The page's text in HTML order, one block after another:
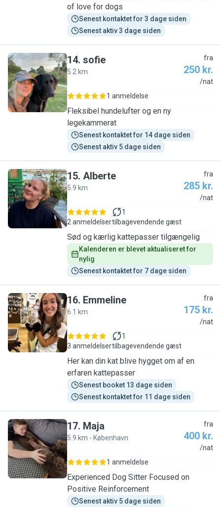
of love for dogs
Senest kontaktet for 3 dage siden
Senest aktiv 3 dage siden
S
14. sofie
5.2 km
fra
250 kr.
/nat
1 anmeldelse
Fleksibel hundelufter og en ny
legekammerat
Senest kontaktet for 14 dage siden
Senest aktiv 5 dage siden
A
15. Alberte
5.9 km
fra
285 kr.
/nat
2 anmeldelser
1
tilbagevendende gæst
Sød og kærlig kattepasser tilgængelig
Kalenderen er blevet aktualiseret for
nylig
Senest kontaktet for 7 dage siden
E
16. Emmeline
6.1 km
fra
175 kr.
/nat
3 anmeldelser
1
tilbagevendende gæst
Her kan din kat blive hygget om af en
erfaren kattepasser
Senest booket 13 dage siden
Senest kontaktet for 11 dage siden
M
17. Maja
5.9 km - København
fra
400 kr.
/nat
1 anmeldelse
Experienced Dog Sitter Focused on
Positive Reinforcement
Senest aktiv 5 dage siden